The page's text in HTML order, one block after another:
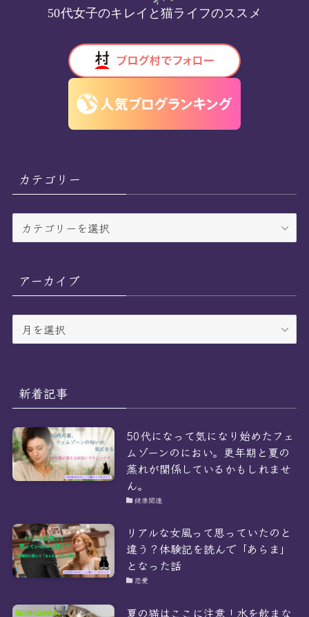
50代女子のキレイと猫ライフのススメ
カテゴリー
テ
ー
アーカイブ
ー
ブ
新着記事
50代になって気になり始めたフェ
ムゾーンのにおい。更年期と夏の
蒸れが関係しているかもしれませ
ん。
健康関連
リアルな女風って思っていたのと
違う？体験記を読んで「あらま」
となった話
恋愛
夏の猫はここに注意！水を飲まな